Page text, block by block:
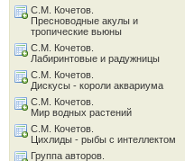
С.М. Кочетов.
Пресноводные акулы и
тропические вьюны
С.М. Кочетов.
Лабиринтовые и радужницы
С.М. Кочетов.
Дискусы - короли аквариума
С.М. Кочетов.
Мир водных растений
С.М. Кочетов.
Цихлиды - рыбы с интеллектом
Группа авторов.